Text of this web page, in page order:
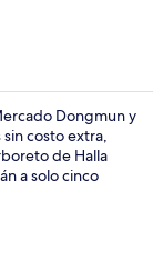
Dongmun y
costo extra,
de Halla
a solo cinco